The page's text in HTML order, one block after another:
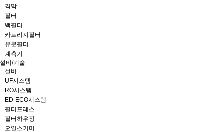
격막
필터
백필터
카트리지필터
유분필터
계측기
설비/기술
설비
UF시스템
RO시스템
ED-ECO시스템
필터프레스
필터하우징
오일스키머